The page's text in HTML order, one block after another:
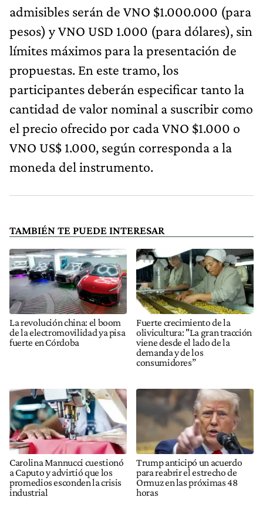
admisibles serán de VNO $1.000.000 (para
pesos) y VNO USD 1.000 (para dólares), sin
límites máximos para la presentación de
propuestas. En este tramo, los
participantes deberán especificar tanto la
cantidad de valor nominal a suscribir como
el precio ofrecido por cada VNO $1.000 o
VNO US$ 1.000, según corresponda a la
moneda del instrumento.
TAMBIÉN TE PUEDE INTERESAR
La revolución china: el boom
de la electromovilidad ya pisa
fuerte en Córdoba
Fuerte crecimiento de la
olivicultura: "La gran tracción
viene desde el lado de la
demanda y de los
consumidores”
Carolina Mannucci cuestionó
a Caputo y advirtió que los
promedios esconden la crisis
industrial
Trump anticipó un acuerdo
para reabrir el estrecho de
Ormuz en las próximas 48
horas